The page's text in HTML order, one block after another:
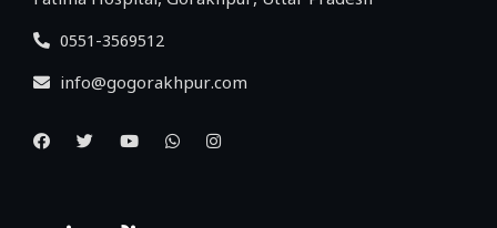
0551-3569512
info@gogorakhpur.com